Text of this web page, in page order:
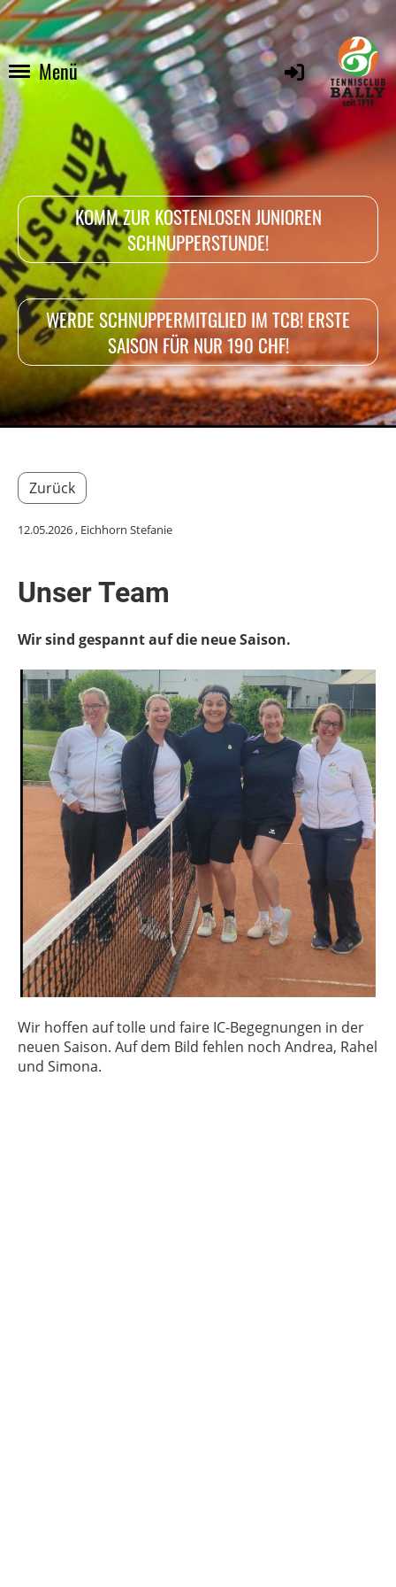
Menü
KOMM ZUR KOSTENLOSEN JUNIOREN
SCHNUPPERSTUNDE!
WERDE SCHNUPPERMITGLIED IM TCB! ERSTE
SAISON FÜR NUR 190 CHF!
Zurück
12.05.2026, Eichhorn Stefanie
Unser Team
Wir sind gespannt auf die neue Saison.
Wir hoffen auf tolle und faire IC-Begegnungen in der
neuen Saison. Auf dem Bild fehlen noch Andrea, Rahel
und Simona.